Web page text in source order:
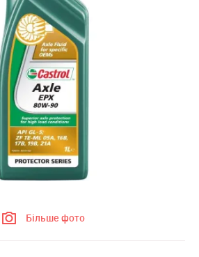
Більше фото